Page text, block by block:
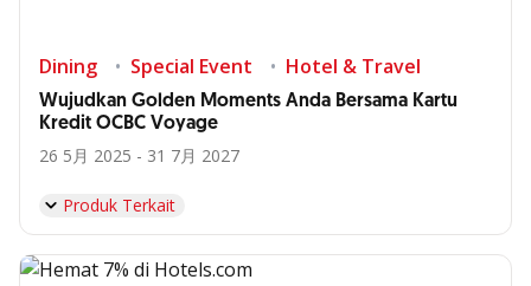
Dining Special Event Hotel & Travel
Wujudkan Golden Moments Anda Bersama Kartu
Kredit OCBC Voyage
26 5月 2025 - 31 7月 2027
Produk Terkait